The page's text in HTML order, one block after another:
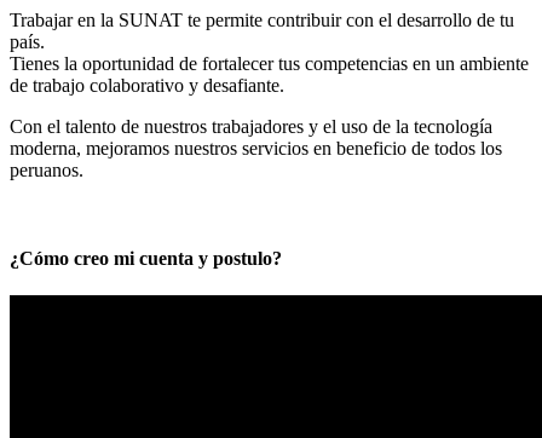
Trabajar en la SUNAT te permite contribuir con el desarrollo de tu
país.
Tienes la oportunidad de fortalecer tus competencias en un ambiente
de trabajo colaborativo y desafiante.
Con el talento de nuestros trabajadores y el uso de la tecnología
moderna, mejoramos nuestros servicios en beneficio de todos los
peruanos.
¿Cómo creo mi cuenta y postulo?